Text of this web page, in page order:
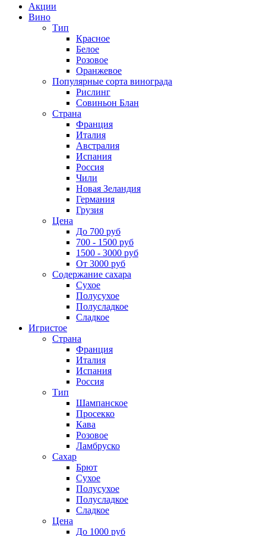
Акции
Вино
Тип
Красное
Белое
Розовое
Оранжевое
Популярные сорта винограда
Рислинг
Совиньон Блан
Страна
Франция
Италия
Австралия
Испания
Россия
Чили
Новая Зеландия
Германия
Грузия
Цена
До 700 руб
700 - 1500 руб
1500 - 3000 руб
От 3000 руб
Содержание сахара
Сухое
Полусухое
Полусладкое
Сладкое
Игристое
Страна
Франция
Италия
Испания
Россия
Тип
Шампанское
Просекко
Кава
Розовое
Ламбруско
Сахар
Брют
Сухое
Полусухое
Полусладкое
Сладкое
Цена
До 1000 руб